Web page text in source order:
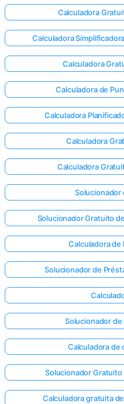
Calculadora
Calculadora
Calculadora
Calculadora de
Calculadora
Calculadora
Calculadora
Solucionador Gratuito
Calculadora de
Solucionador de
Solucionador
Calculadora de
Solucionador
Calculadora gratuita